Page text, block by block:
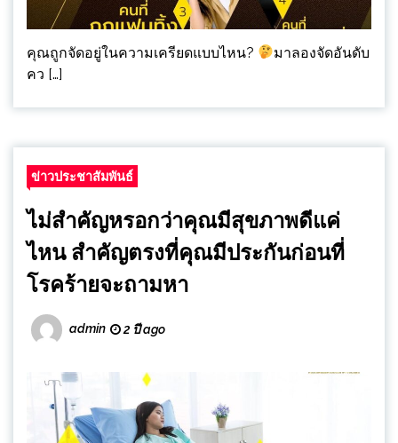
คุณถูกจัดอยู่ในความเครียดแบบไหน?
มาลองจัดอันดับ
คว […]
ข่าวประชาสัมพันธ์
ไม่สำคัญหรอกว่าคุณมีสุขภาพดีแค่
ไหน สำคัญตรงที่คุณมีประกันก่อนที่
โรคร้ายจะถามหา
admin 2 ปี ago